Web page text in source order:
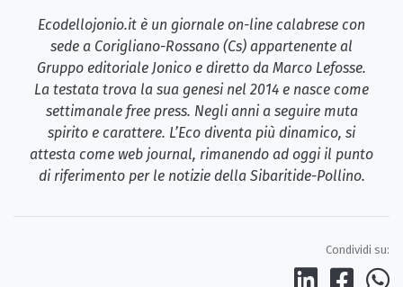
Ecodellojonio.it è un giornale on-line calabrese con
sede a Corigliano-Rossano (Cs) appartenente al
Gruppo editoriale Jonico e diretto da Marco Lefosse.
La testata trova la sua genesi nel 2014 e nasce come
settimanale free press. Negli anni a seguire muta
spirito e carattere. L’Eco diventa più dinamico, si
attesta come web journal, rimanendo ad oggi il punto
di riferimento per le notizie della Sibaritide-Pollino.
Condividi su: